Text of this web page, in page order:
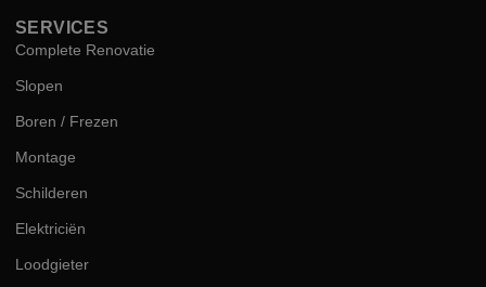
SERVICES
Complete Renovatie
Slopen
Boren / Frezen
Montage
Schilderen
Elektriciën
Loodgieter